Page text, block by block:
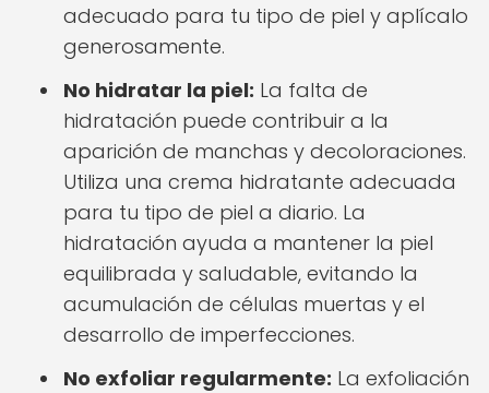
adecuado para tu tipo de piel y aplícalo
generosamente.
No hidratar la piel: La falta de
hidratación puede contribuir a la
aparición de manchas y decoloraciones.
Utiliza una crema hidratante adecuada
para tu tipo de piel a diario. La
hidratación ayuda a mantener la piel
equilibrada y saludable, evitando la
acumulación de células muertas y el
desarrollo de imperfecciones.
No exfoliar regularmente: La exfoliación